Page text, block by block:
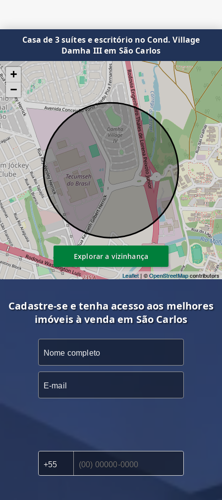
Casa de 3 suítes e escritório no Cond. Village
Damha III em São Carlos
+
−
Leaflet| ©OpenStreetMapcontributors
Explorar a vizinhança
Cadastre-se e tenha acesso aos melhores
imóveis à venda em São Carlos